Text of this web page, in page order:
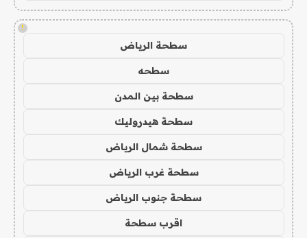
!
سطحة الرياض
سطحه
سطحة بين المدن
سطحة هيدروليك
سطحة شمال الرياض
سطحة غرب الرياض
سطحة جنوب الرياض
اقرب سطحة